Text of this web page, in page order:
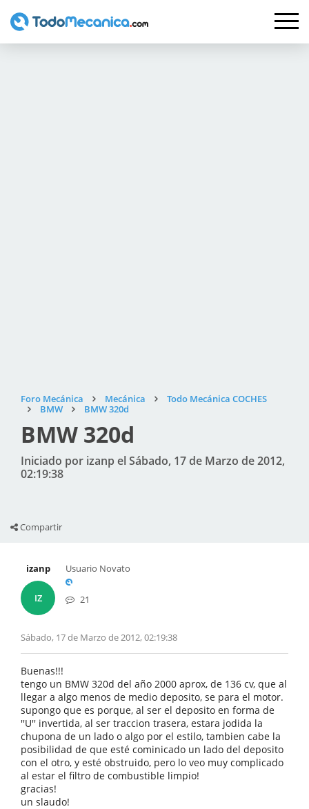
Foro Mecánica Mecánica
Todo Mecánica COCHES
BMW
BMW 320d
BMW 320d
Iniciado por izanp el Sábado, 17 de Marzo de 2012,
02:19:38
Compartir
izanp
IZ
Usuario Novato
21
Sábado, 17 de Marzo de 2012, 02:19:38
Buenas!!!
tengo un BMW 320d del año 2000 aprox, de 136 cv, que al
llegar a algo menos de medio deposito, se para el motor.
supongo que es porque, al ser el deposito en forma de
''U'' invertida, al ser traccion trasera, estara jodida la
chupona de un lado o algo por el estilo, tambien cabe la
posibilidad de que esté cominicado un lado del deposito
con el otro, y esté obstruido, pero lo veo muy complicado
al estar el filtro de combustible limpio!
gracias!
un slaudo!